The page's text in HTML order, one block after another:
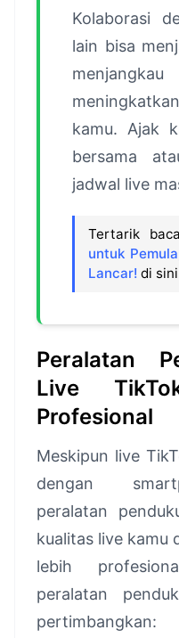
Kolaborasi
lain bisa
kamu. Ajak
bersama
jadwal live
Tertarik
untuk
Lancar! di
Peralatan
Live
Profesional
Meskipun live
dengan
peralatan
kualitas live kamu
lebih
peralatan
pertimbangkan: